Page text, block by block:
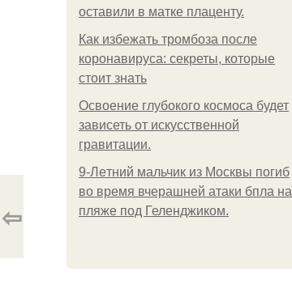
оставили в матке плаценту.
Как избежать тромбоза после
коронавируса: секреты, которые
стоит знать
Освоение глубокого космоса будет
зависеть от искусственной
гравитации.
9-Лeтний мaльчик из Москвы погиб
во время вчерашней атаки бпла на
пляже под Геленджиком.
⇦